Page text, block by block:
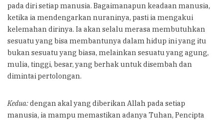
pada diri setiap manusia. Bagaimanapun keadaan manusia,
ketika ia mendengarkan nuraninya, pasti ia mengakui
kelemahan dirinya. Ia akan selalu merasa membutuhkan
sesuatu yang bisa membantunya dalam hidup ini yang itu
bukan sesuatu yang biasa, melainkan sesuatu yang agung,
mulia, tinggi, besar, yang berhak untuk disembah dan
dimintai pertolongan.
Kedua:dengan akal yang diberikan Allah pada setiap
manusia, ia mampu memastikan adanya Tuhan, Pencipta